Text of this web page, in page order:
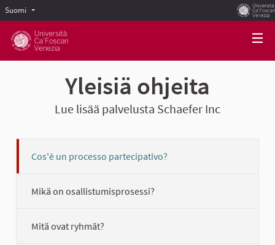
Suomi Scegli la lingua
Yleisiä ohjeita
Lue lisää palvelusta Schaefer Inc
Cos'è un processo partecipativo?
Mikä on osallistumisprosessi?
Mitä ovat ryhmät?